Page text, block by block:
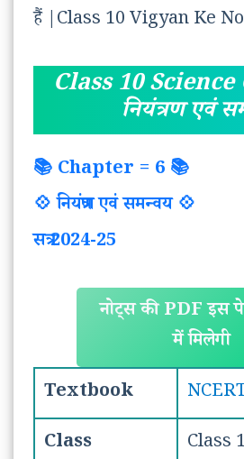
हैं |Class 10 Vigyan Ke
Class 10
नियंत्रण एवं
📚 Chapter = 6 📚
💠 नियंत्रण एवं समन्वय 💠
सत्र 2024-25
नोट्स की PDF इस
में मिलेगी
Textbook
Class
Class